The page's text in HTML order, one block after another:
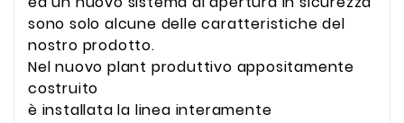
sono solo alcune delle caratteristiche del
nostro prodotto.
Nel nuovo plant produttivo appositamente
costruito
è installata la linea interamente